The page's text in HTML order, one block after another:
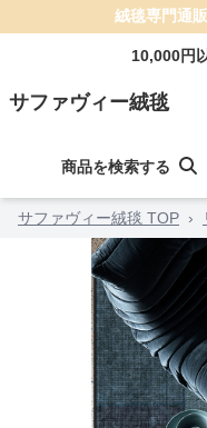
絨毯専門通
10,000円
サファヴィー絨毯
商品を検索する
サファヴィー絨毯 TOP ›